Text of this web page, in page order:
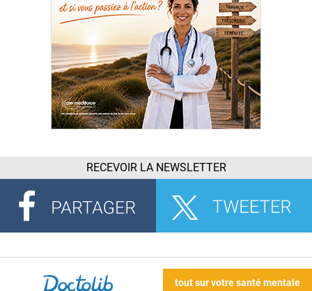
RECEVOIR LA NEWSLETTER
tout sur votre santé mentale